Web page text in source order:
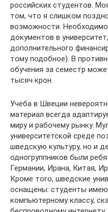
российских студентов.
том, что я слишком
возможности.
документов в
дополнительного
тому подобное). В
обучения за семестр
тысяч крон.
Учёба в Швеции
материал всегда
миру и рабочему рынку.
университетской среде
шведскую культуру, но и
одногруппников были
Германии, Ирана, Китая,
Кроме того, шведские
оснащены: студенты
компьютерному классу,